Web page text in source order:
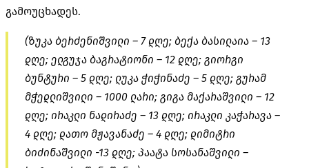
გამოუცხადეს.
(ზუკა ბერძენიშვილი – 7 დღე; ბექა ბასილაია – 13
დღე; ელგუჯა ბაგრატიონი – 12 დღე; გიორგი
ბუნტური – 5 დღე; ლუკა ჭიჭინაძე – 5 დღე; გურამ
მჭედლიშვილი – 1000 ლარი; გიგა მაქარაშვილი – 12
დღე; ირაკლი ნადირაძე – 13 დღე; ირაკლი კაჭარავა –
4 დღე; დათო მჟავანაძე – 4 დღე; დიმიტრი
ბიძინაშვილი -13 დღე; პაატა სოსანაშვილი –